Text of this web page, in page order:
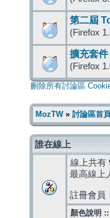
第二屆
(Firefox
擴充套
(Firefox
刪除所有討論區
MozTW» 討論區首
誰在線上
線上共有
最高線上
註冊會員
顏色說明 ::